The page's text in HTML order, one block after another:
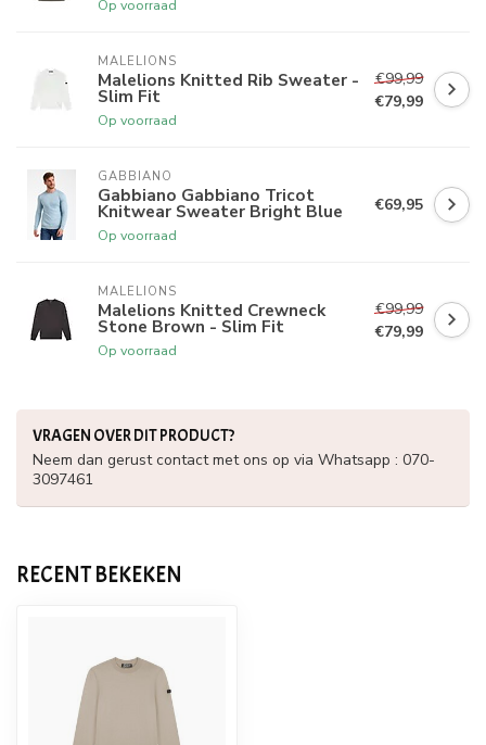
Op voorraad
MALELIONS
Malelions Knitted Rib Sweater -
Slim Fit
Op voorraad
€99,99
€79,99
GABBIANO
Gabbiano Gabbiano Tricot
Knitwear Sweater Bright Blue
Op voorraad
€69,95
MALELIONS
Malelions Knitted Crewneck
Stone Brown - Slim Fit
Op voorraad
€99,99
€79,99
VRAGEN OVER DIT PRODUCT?
Neem dan gerust contact met ons op via Whatsapp : 070-
3097461
RECENT BEKEKEN